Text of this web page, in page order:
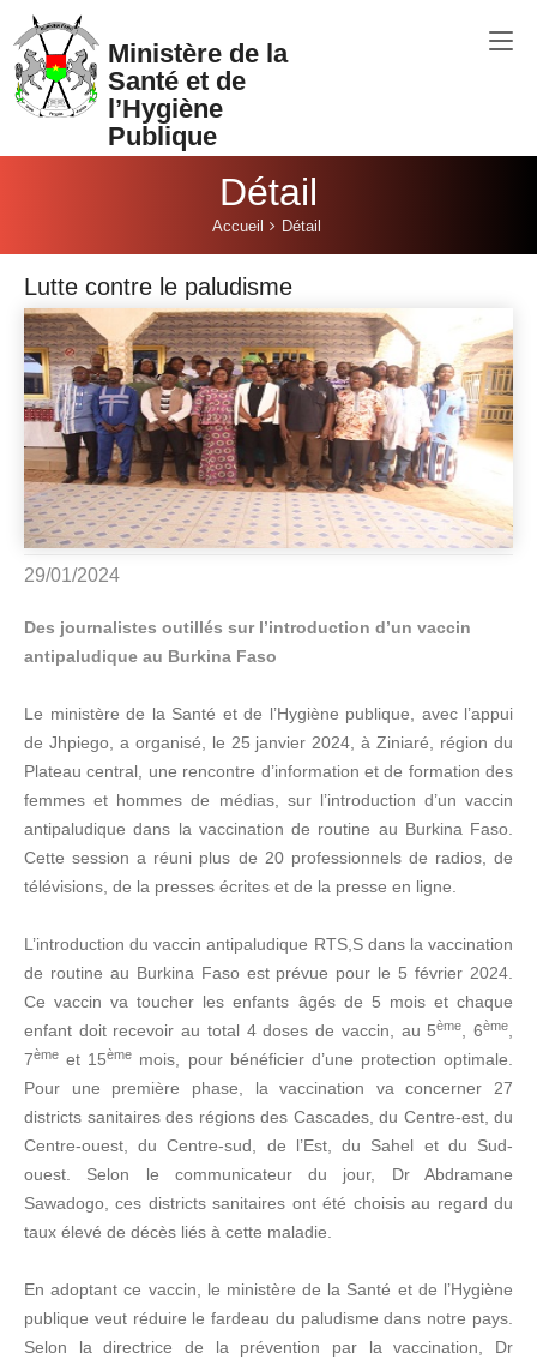
Aller au contenu principal
Ministère de la
Santé et de
l’Hygiène
Publique
Détail
Accueil Détail
Lutte contre le paludisme
29/01/2024
Des journalistes outillés sur l’introduction d’un vaccin
antipaludique au Burkina Faso
Le ministère de la Santé et de l’Hygiène publique, avec l’appui
de Jhpiego, a organisé, le 25 janvier 2024, à Ziniaré, région du
Plateau central, une rencontre d’information et de formation des
femmes et hommes de médias, sur l’introduction d’un vaccin
antipaludique dans la vaccination de routine au Burkina Faso.
Cette session a réuni plus de 20 professionnels de radios, de
télévisions, de la presses écrites et de la presse en ligne.
L’introduction du vaccin antipaludique RTS,S dans la vaccination
de routine au Burkina Faso est prévue pour le 5 février 2024.
Ce vaccin va toucher les enfants âgés de 5 mois et chaque
enfant doit recevoir au total 4 doses de vaccin, au 5ème , 6ème
7ème et 15ème mois, pour bénéficier d’une protection optimale.
Pour une première phase, la vaccination va concerner 27
districts sanitaires des régions des Cascades, du Centre-est, du
Centre-ouest, du Centre-sud, de l’Est, du Sahel et du Sud-
ouest. Selon le communicateur du jour, Dr Abdramane
Sawadogo, ces districts sanitaires ont été choisis au regard du
taux élevé de décès liés à cette maladie.
En adoptant ce vaccin, le ministère de la Santé et de l’Hygiène
publique veut réduire le fardeau du paludisme dans notre pays.
Selon la directrice de la prévention par la vaccination, Dr